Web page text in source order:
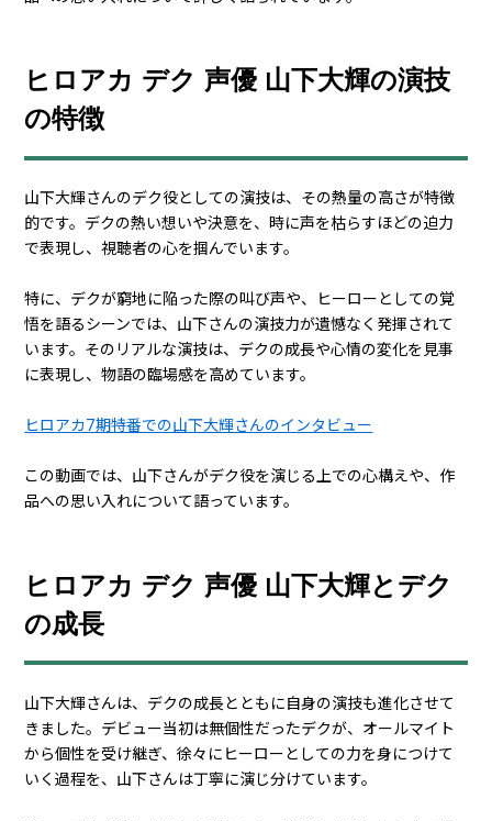
ヒロアカ デク 声優 山下大輝の演技
の特徴
山下大輝さんのデク役としての演技は、その熱量の高さが特徴
的です。デクの熱い想いや決意を、時に声を枯らすほどの迫力
で表現し、視聴者の心を掴んでいます。
特に、デクが窮地に陥った際の叫び声や、ヒーローとしての覚
悟を語るシーンでは、山下さんの演技力が遺憾なく発揮されて
います。そのリアルな演技は、デクの成長や心情の変化を見事
に表現し、物語の臨場感を高めています。
ヒロアカ7期特番での山下大輝さんのインタビュー
この動画では、山下さんがデク役を演じる上での心構えや、作
品への思い入れについて語っています。
ヒロアカ デク 声優 山下大輝とデク
の成長
山下大輝さんは、デクの成長とともに自身の演技も進化させて
きました。デビュー当初は無個性だったデクが、オールマイト
から個性を受け継ぎ、徐々にヒーローとしての力を身につけて
いく過程を、山下さんは丁寧に演じ分けています。